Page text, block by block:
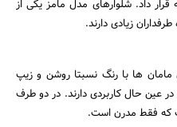
داد. شلوارهای مدل مامز یکی از
زیادی دارند.
مامان ها با رنگ نسبتا روشن و زیپ
عین حال کاربردی دارند. در دو طرف
که فقط مدرن است.